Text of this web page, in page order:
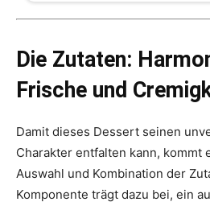
Die Zutaten:
Frische und
Damit dieses Dessert seinen
Charakter entfalten kann, kommt
Auswahl und Kombination der
Komponente trägt dazu bei, ein